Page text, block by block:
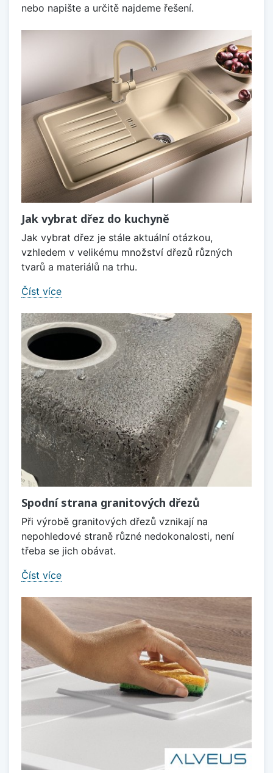
nebo napište a určitě najdeme řešení.
Jak vybrat dřez do kuchyně
Jak vybrat dřez je stále aktuální otázkou,
vzhledem v velikému množství dřezů různých
tvarů a materiálů na trhu.
Číst více
Spodní strana granitových dřezů
Při výrobě granitových dřezů vznikají na
nepohledové straně různé nedokonalosti, není
třeba se jich obávat.
Číst více